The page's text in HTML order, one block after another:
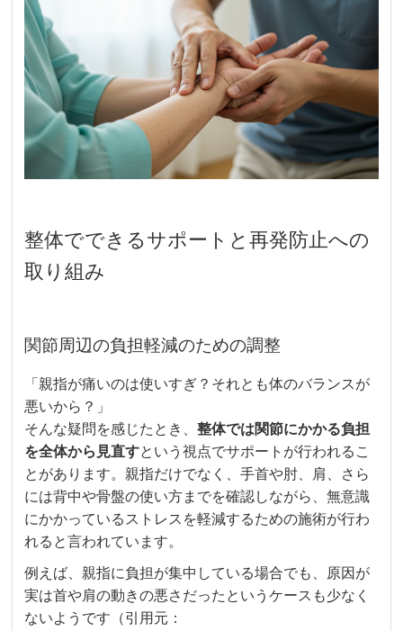
整体でできるサポートと再発防止への
取り組み
関節周辺の負担軽減のための調整
「親指が痛いのは使いすぎ？それとも体のバランスが
悪いから？」
そんな疑問を感じたとき、整体では関節にかかる負担
を全体から見直すという視点でサポートが行われるこ
とがあります。親指だけでなく、手首や肘、肩、さら
には背中や骨盤の使い方までを確認しながら、無意識
にかかっているストレスを軽減するための施術が行わ
れると言われています。
例えば、親指に負担が集中している場合でも、原因が
実は首や肩の動きの悪さだったというケースも少なく
ないようです（引用元：